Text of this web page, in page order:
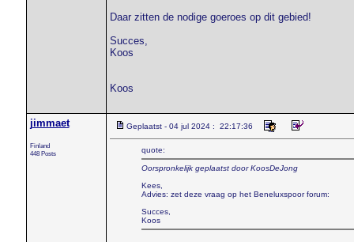
Daar zitten de nodige goeroes op dit gebied!
Succes,
Koos
Koos
jimmaet
Finland
448 Posts
Geplaatst - 04 jul 2024 : 22:17:36
quote:
Oorspronkelijk geplaatst door KoosDeJong
Kees,
Advies: zet deze vraag op het Beneluxspoor forum:
Succes,
Koos